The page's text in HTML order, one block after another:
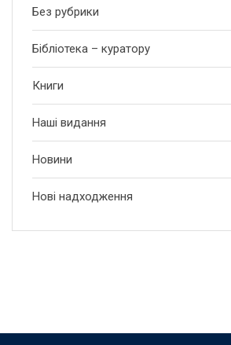
Без рубрики
Бібліотека – куратору
Книги
Наші видання
Новини
Нові надходження